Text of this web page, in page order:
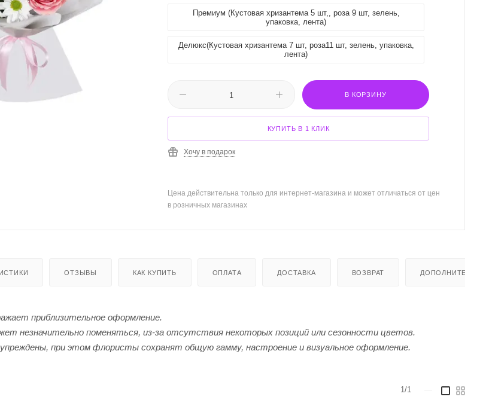
Премиум (Кустовая хризантема 5 шт,, роза 9 шт, зелень,
упаковка, лента)
Делюкс(Кустовая хризантема 7 шт, роза11 шт, зелень, упаковка,
лента)
В КОРЗИНУ
КУПИТЬ В 1 КЛИК
Хочу в подарок
Цена действительна только для интернет-магазина и может отличаться от цен
в розничных магазинах
ОТЗЫВЫ КАК КУПИТЬ ОПЛАТА ДОСТАВКА ВОЗВРАТ
приблизительное оформление.
незначительно поменяться, из-за отсутствия некоторых позиций или сезонности цветов.
при этом флористы сохранят общую гамму, настроение и визуальное оформление.
1/1